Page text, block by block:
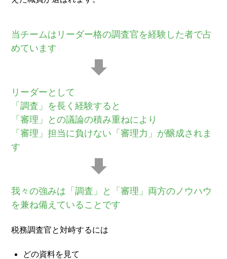
当チームはリーダー格の調査官を経験した者で占
めています
リーダーとして
「調査」を長く経験すると
「審理」との議論の積み重ねにより
「審理」担当に負けない「審理力」が醸成されま
す
我々の強みは「調査」と「審理」両方のノウハウ
を兼ね備えていることです
税務調査官と対峙するには
どの資料を見て